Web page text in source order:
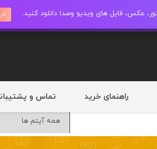
راهنمای خرید تماس و